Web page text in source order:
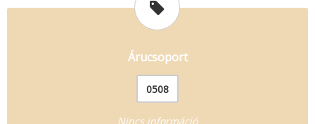
Árucsoport
0508
Nincs információ